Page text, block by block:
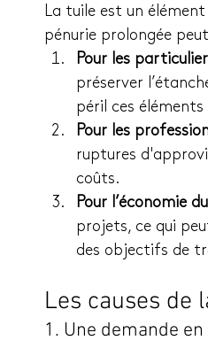
La tuile est un
pénurie prolongée
Pour les
préserver
péril ces éléments
Pour les
ruptures
coûts.
Pour l’économie
projets, ce qui
des objectifs de
Les causes de
1. Une demande